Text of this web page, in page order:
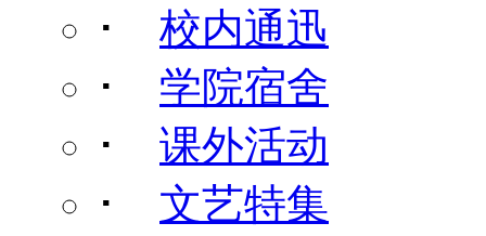
･ 校内通迅
･ 学院宿舍
･ 课外活动
･ 文艺特集